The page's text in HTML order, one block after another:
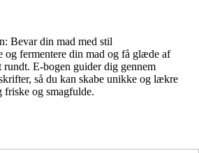
Bevar din mad med stil
og fermentere din mad og få glæde af
rundt. E-bogen guider dig gennem
så du kan skabe unikke og lækre
friske og smagfulde.